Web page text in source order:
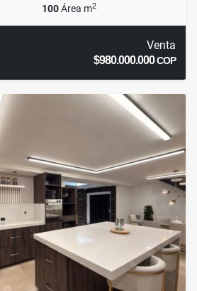
100Área m2
Venta
$980.000.000COP